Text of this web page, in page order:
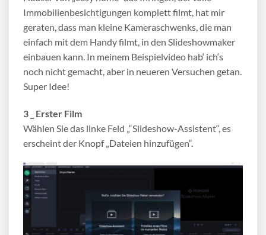
Immobilienbesichtigungen komplett filmt, hat mir
geraten, dass man kleine Kameraschwenks, die man
einfach mit dem Handy filmt, in den Slideshowmaker
einbauen kann. In meinem Beispielvideo hab‘ ich‘s
noch nicht gemacht, aber in neueren Versuchen getan.
Super Idee!
3 _ Erster Film
Wählen Sie das linke Feld „“Slideshow-Assistent“, es
erscheint der Knopf „Dateien hinzufügen“.